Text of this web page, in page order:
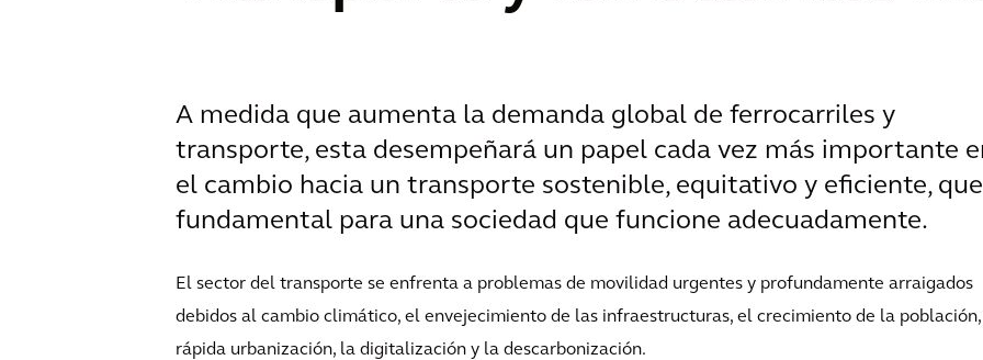
A medida que aumenta la demanda global de ferrocarriles y
transporte, esta desempeñará un papel cada vez más importante
el cambio hacia un transporte sostenible, equitativo y eficiente,
fundamental para una sociedad que funcione adecuadamente.
El sector del transporte se enfrenta a problemas de movilidad urgentes y profundamente arraigados
debidos al cambio climático, el envejecimiento de las infraestructuras, el crecimiento de la
rápida urbanización, la digitalización y la descarbonización.